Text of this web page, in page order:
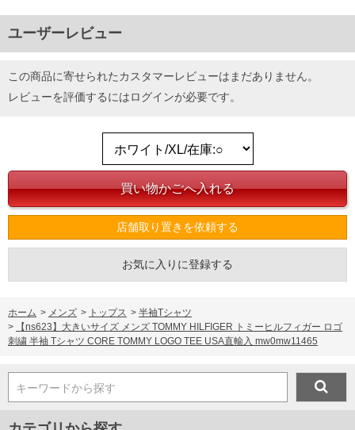
ユーザーレビュー
この商品に寄せられたカスタマーレビューはまだありません。
レビューを評価するにはログインが必要です。
店舗取り置きを依頼する
お気に入りに登録する
ホーム > メンズ > トップス > 半袖Tシャツ
>
【ns623】大きいサイズ メンズ TOMMY HILFIGER トミーヒルフィガー ロゴ
刺繍 半袖 Tシャツ CORE TOMMY LOGO TEE USA直輸入 mw0mw11465
キーワードから探す